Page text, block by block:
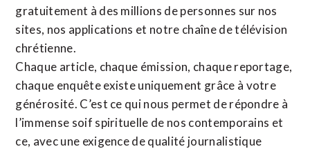
gratuitement à des millions de personnes sur nos
sites, nos applications et notre chaîne de télévision
chrétienne.
Chaque article, chaque émission, chaque reportage,
chaque enquête existe uniquement grâce à votre
générosité. C’est ce qui nous permet de répondre à
l’immense soif spirituelle de nos contemporains et
ce, avec une exigence de qualité journalistique